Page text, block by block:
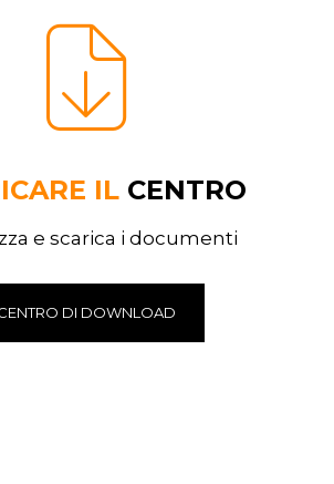
IL CENTRO
e scarica i documenti
DI DOWNLOAD